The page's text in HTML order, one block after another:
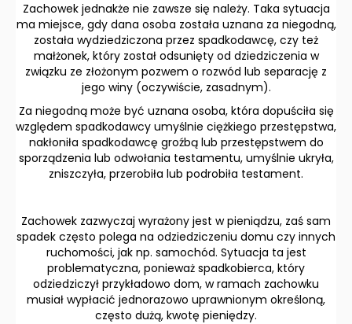
Formularz
Zachowek jednakże nie zawsze się należy. Taka sytuacja
ma miejsce, gdy dana osoba została uznana za niegodną,
została wydziedziczona przez spadkodawcę, czy też
małżonek, który został odsunięty od dziedziczenia w
związku ze złożonym pozwem o rozwód lub separację z
jego winy (oczywiście, zasadnym).
Za niegodną może być uznana osoba, która dopuściła się
względem spadkodawcy umyślnie ciężkiego przestępstwa,
nakłoniła spadkodawcę groźbą lub przestępstwem do
sporządzenia lub odwołania testamentu, umyślnie ukryła,
zniszczyła, przerobiła lub podrobiła testament.
Zachowek zazwyczaj wyrażony jest w pieniądzu, zaś sam
spadek często polega na odziedziczeniu domu czy innych
ruchomości, jak np. samochód. Sytuacja ta jest
problematyczna, ponieważ spadkobierca, który
odziedziczył przykładowo dom, w ramach zachowku
musiał wypłacić jednorazowo uprawnionym określoną,
często dużą, kwotę pieniędzy.